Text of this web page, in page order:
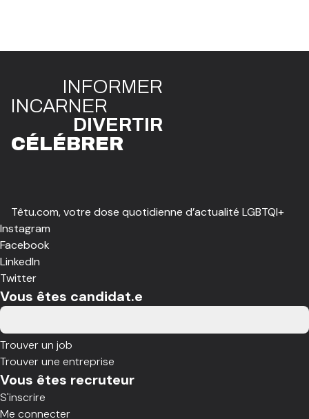
INFORMER
INCARNER
DIVERTIR
CÉLÉBRER
Têtu.com, votre dose quotidienne d’actualité LGBTQI+
Instagram
Facebook
LinkedIn
Twitter
Vous êtes candidat.e
Trouver un job
Trouver une entreprise
Vous êtes recruteur
S'inscrire
Me connecter